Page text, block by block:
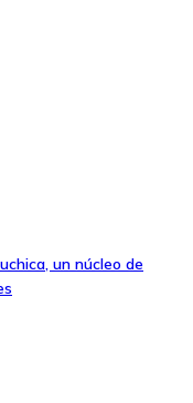
un núcleo de